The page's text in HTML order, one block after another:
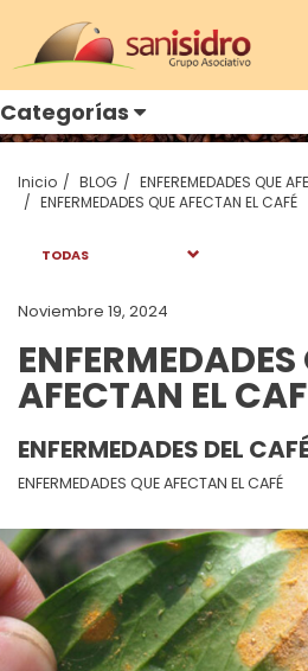
Categorías
San Isidro
Inicio BLOG
ENFEREMEDADES QUE
ENFERMEDADES QUE AFECTAN EL CAFÉ
TODAS
Noviembre 19, 2024
ENFERMEDADES
AFECTAN EL
ENFERMEDADES DEL
ENFERMEDADES QUE AFECTAN EL CAFÉ